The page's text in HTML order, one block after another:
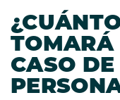
TOMARÁ
CASO